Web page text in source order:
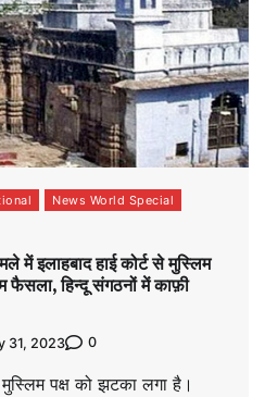
News World Special
में इलाहबाद हाई कोर्ट से मुस्लिम
फैसला, हिन्दू संगठनों में काफ़ी
31, 2023 0
पक्ष को झटका लगा है।